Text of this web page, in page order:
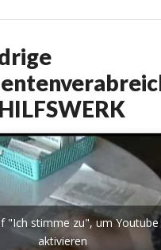
"Ich stimme zu", um Youtube
aktivieren